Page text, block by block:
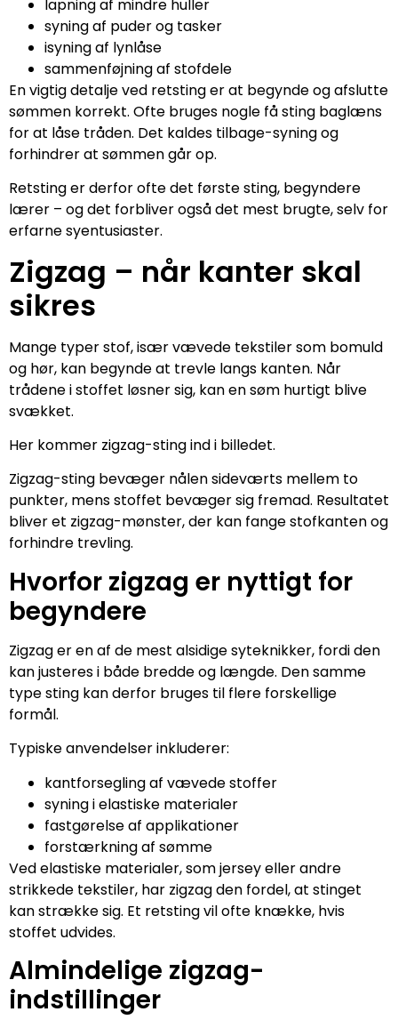
lapning af mindre huller
syning af puder og tasker
isyning af lynlåse
sammenføjning af stofdele
En vigtig detalje ved retsting er at begynde og afslutte
sømmen korrekt. Ofte bruges nogle få sting baglæns
for at låse tråden. Det kaldes tilbage-syning og
forhindrer at sømmen går op.
Retsting er derfor ofte det første sting, begyndere
lærer – og det forbliver også det mest brugte, selv for
erfarne syentusiaster.
Zigzag – når kanter skal
sikres
Mange typer stof, især vævede tekstiler som bomuld
og hør, kan begynde at trevle langs kanten. Når
trådene i stoffet løsner sig, kan en søm hurtigt blive
svækket.
Her kommer zigzag-sting ind i billedet.
Zigzag-sting bevæger nålen sideværts mellem to
punkter, mens stoffet bevæger sig fremad. Resultatet
bliver et zigzag-mønster, der kan fange stofkanten og
forhindre trevling.
Hvorfor zigzag er nyttigt for
begyndere
Zigzag er en af de mest alsidige syteknikker, fordi den
kan justeres i både bredde og længde. Den samme
type sting kan derfor bruges til flere forskellige
formål.
Typiske anvendelser inkluderer:
kantforsegling af vævede stoffer
syning i elastiske materialer
fastgørelse af applikationer
forstærkning af sømme
Ved elastiske materialer, som jersey eller andre
strikkede tekstiler, har zigzag den fordel, at stinget
kan strække sig. Et retsting vil ofte knække, hvis
stoffet udvides.
Almindelige zigzag-
indstillinger